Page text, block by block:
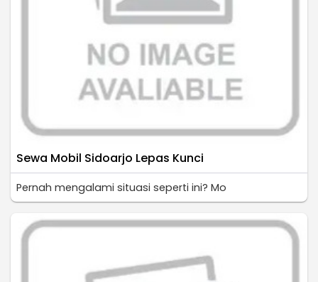
Sewa Mobil Sidoarjo Lepas Kunci
Pernah mengalami situasi seperti ini? Mo